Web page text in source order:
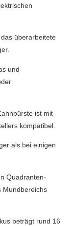
überarbeitete
und
ist mit
kompatibel.
als bei einigen
Quadranten-
Mundbereichs
beträgt rund 16